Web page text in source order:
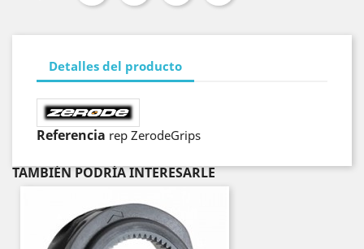
Detalles del producto
Referencia rep ZerodeGrips
TAMBIÉN PODRÍA INTERESARLE